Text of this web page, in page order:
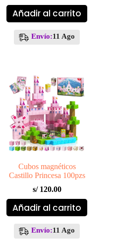
Añadir al carrito
Envío:11 Ago
Cubos magnéticos
Castillo Princesa 100pzs
s/120.00
Añadir al carrito
Envío:11 Ago